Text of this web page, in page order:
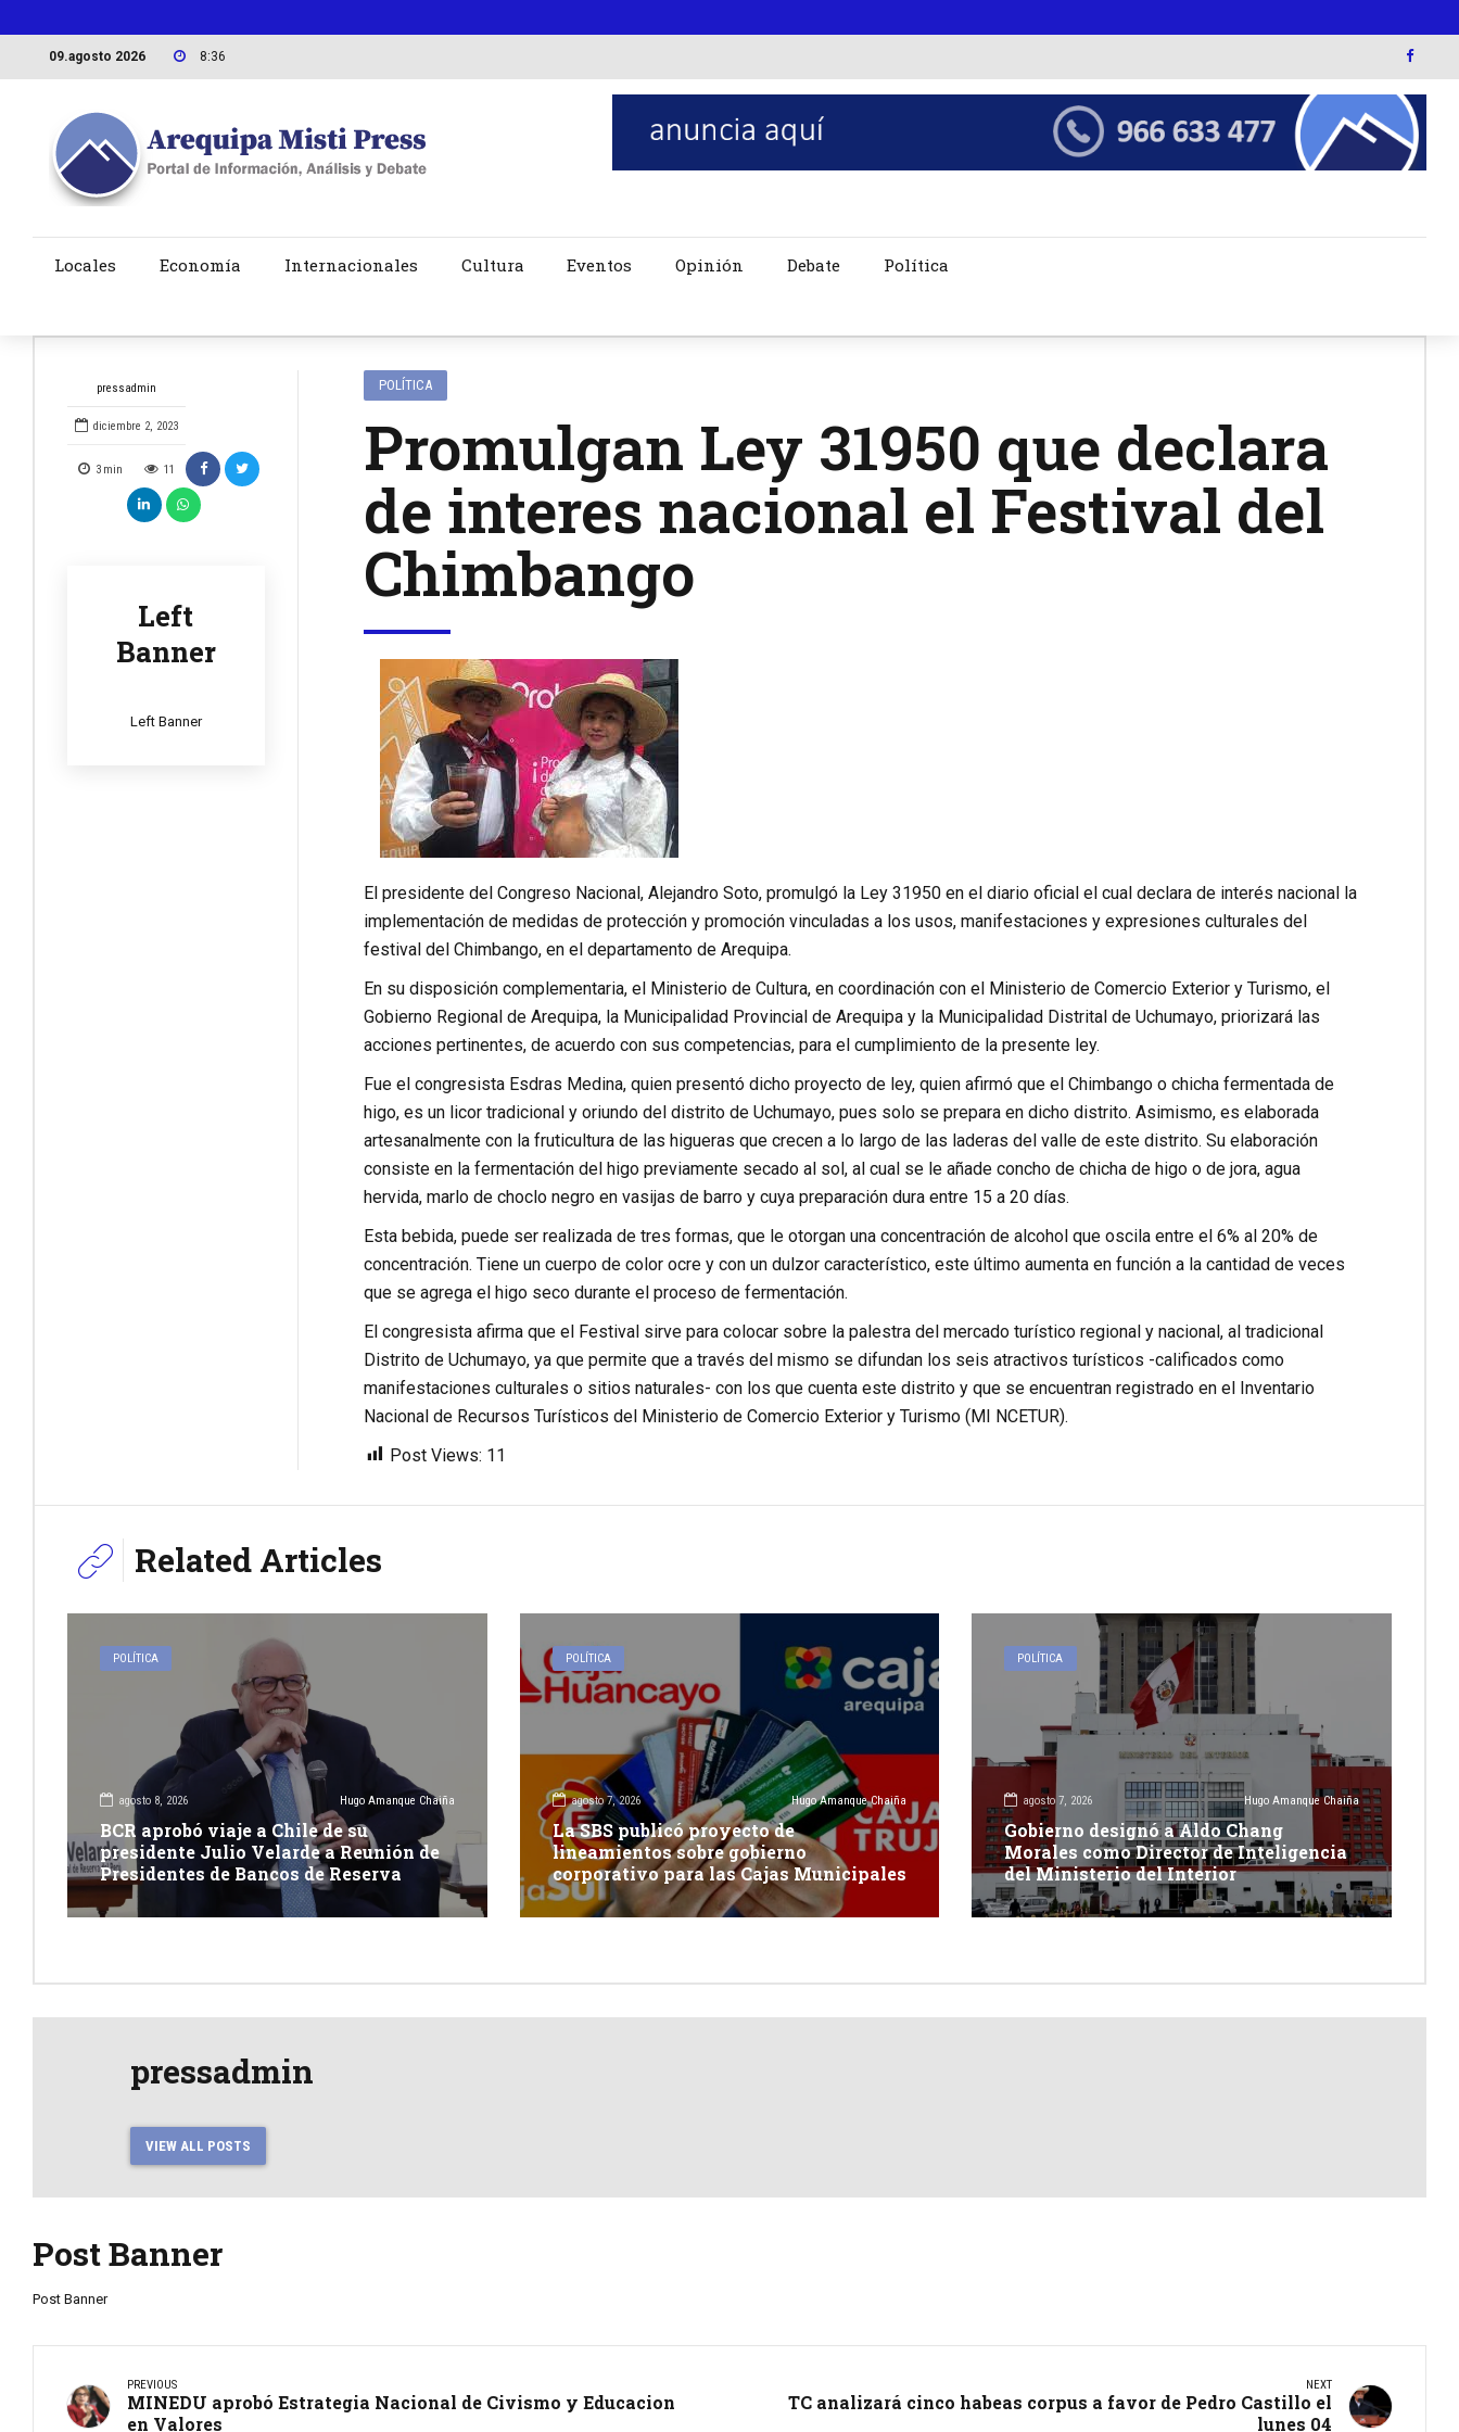
09.agosto 2026 8:36
Locales Economía Internacionales Cultura Eventos Opinión Debate Política
pressadmin
diciembre 2, 2023
3 min 11
Left
Banner
Left Banner
POLÍTICA
Promulgan Ley 31950 que declara
de interes nacional el Festival del
Chimbango
El presidente del Congreso Nacional, Alejandro Soto, promulgó la Ley 31950 en el diario oficial el cual declara de interés nacional la
implementación de medidas de protección y promoción vinculadas a los usos, manifestaciones y expresiones culturales del
festival del Chimbango, en el departamento de Arequipa.
En su disposición complementaria, el Ministerio de Cultura, en coordinación con el Ministerio de Comercio Exterior y Turismo, el
Gobierno Regional de Arequipa, la Municipalidad Provincial de Arequipa y la Municipalidad Distrital de Uchumayo, priorizará las
acciones pertinentes, de acuerdo con sus competencias, para el cumplimiento de la presente ley.
Fue el congresista Esdras Medina, quien presentó dicho proyecto de ley, quien afirmó que el Chimbango o chicha fermentada de
higo, es un licor tradicional y oriundo del distrito de Uchumayo, pues solo se prepara en dicho distrito. Asimismo, es elaborada
artesanalmente con la fruticultura de las higueras que crecen a lo largo de las laderas del valle de este distrito. Su elaboración
consiste en la fermentación del higo previamente secado al sol, al cual se le añade concho de chicha de higo o de jora, agua
hervida, marlo de choclo negro en vasijas de barro y cuya preparación dura entre 15 a 20 días.
Esta bebida, puede ser realizada de tres formas, que le otorgan una concentración de alcohol que oscila entre el 6% al 20% de
concentración. Tiene un cuerpo de color ocre y con un dulzor característico, este último aumenta en función a la cantidad de veces
que se agrega el higo seco durante el proceso de fermentación.
El congresista afirma que el Festival sirve para colocar sobre la palestra del mercado turístico regional y nacional, al tradicional
Distrito de Uchumayo, ya que permite que a través del mismo se difundan los seis atractivos turísticos -calificados como
manifestaciones culturales o sitios naturales- con los que cuenta este distrito y que se encuentran registrado en el Inventario
Nacional de Recursos Turísticos del Ministerio de Comercio Exterior y Turismo (MI NCETUR).
Post Views: 11
Related Articles
POLÍTICA
agosto 8, 2026 Hugo Amanque Chaiña
BCR aprobó viaje a Chile de su
presidente Julio Velarde a Reunión de
Presidentes de Bancos de Reserva
POLÍTICA
agosto 7, 2026 Hugo Amanque Chaiña
La SBS publicó proyecto de
lineamientos sobre gobierno
corporativo para las Cajas Municipales
POLÍTICA
agosto 7, 2026 Hugo Amanque Chaiña
Gobierno designó a Aldo Chang
Morales como Director de Inteligencia
del Ministerio del Interior
pressadmin
VIEW ALL POSTS
Post Banner
Post Banner
PREVIOUS
MINEDU aprobó Estrategia Nacional de Civismo y Educacion
en Valores
NEXT
TC analizará cinco habeas corpus a favor de Pedro Castillo el
lunes 04